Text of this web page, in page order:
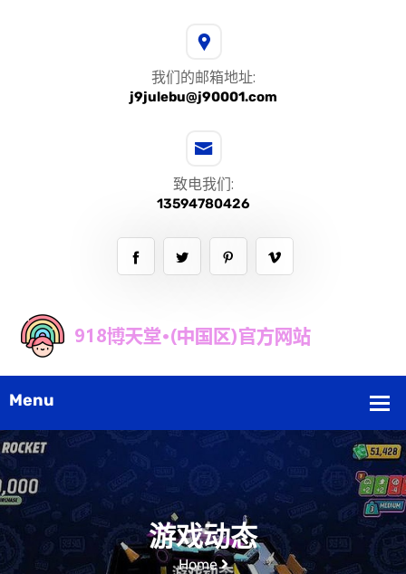
我们的邮箱地址:
j9julebu@j90001.com
致电我们:
13594780426
游戏动态
Home